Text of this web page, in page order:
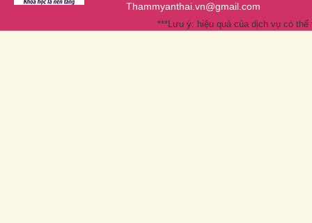
Thammyanthai.vn@gmail.com
***Lưu ý: hiệu quả của dịch vụ có